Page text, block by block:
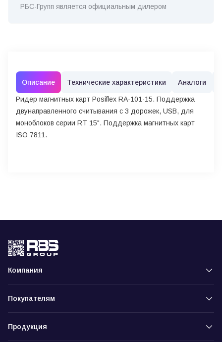
РБС-Групп является официальным дилером
Описание Технические характеристики Аналоги
Ридер магнитных карт Posiflex RA-101-15. Поддержка
двунаправленного считывания с 3 дорожек, USB, для
моноблоков серии RT 15". Поддержка магнитных карт
ISO 7811.
Компания
Покупателям
Продукция